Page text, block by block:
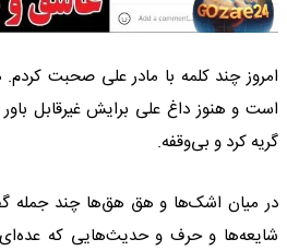
امروز چند کلمه با مادر علی صحبت
است و هنوز داغ علی برایش غیرقابل
گریه کرد و بی‌وقفه.
در میان اشک‌ها و هق هق‌ها چند جمله
شایعه‌ها و حرف و حدیث‌هایی که عده‌ای